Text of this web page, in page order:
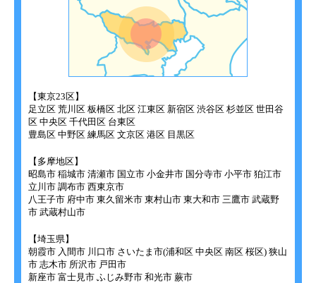
【東京23区】
足立区 荒川区 板橋区 北区 江東区 新宿区 渋谷区 杉並区 世田谷
区 中央区 千代田区 台東区
豊島区 中野区 練馬区 文京区 港区 目黒区
【多摩地区】
昭島市 稲城市 清瀬市 国立市 小金井市 国分寺市 小平市 狛江市
立川市 調布市 西東京市
八王子市 府中市 東久留米市 東村山市 東大和市 三鷹市 武蔵野
市 武蔵村山市
【埼玉県】
朝霞市 入間市 川口市 さいたま市(浦和区 中央区 南区 桜区) 狭山
市 志木市 所沢市 戸田市
新座市 富士見市 ふじみ野市 和光市 蕨市